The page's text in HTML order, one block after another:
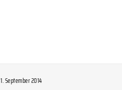
1. September 2014